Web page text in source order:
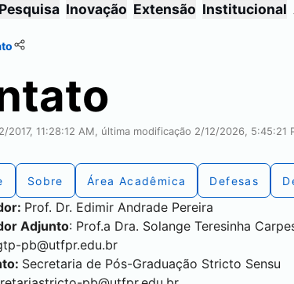
Pesquisa Inovação Extensão Institucional
2017, 11:28:12 AM, última modificação 2/12/2026, 5:45:21
Sobre Área Acadêmica Defesas
Prof. Dr. Edimir Andrade Pereira
Adjunto: Prof.a Dra. Solange Teresinha
pb@utfpr.edu.br
Secretaria de Pós-Graduação Stricto Sensu